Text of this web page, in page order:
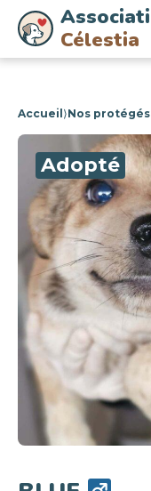
Célestia
Accueil ⟩Nos protégés
Adopté